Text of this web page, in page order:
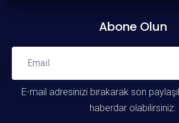
Abone Olun
E-mail adresinizi bırakarak son
haberdar olabilirsiniz.